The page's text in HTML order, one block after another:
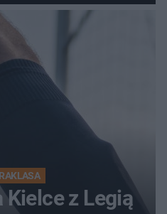
Kielce z Legią